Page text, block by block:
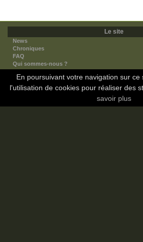
Le site
News
Chroniques
FAQ
Qui sommes-nous ?
Nos partenaires
Faites-nous connaitre
Nous contacter
En poursuivant votre navigation sur ce
l'utilisation de cookies pour réaliser des
savoir plus